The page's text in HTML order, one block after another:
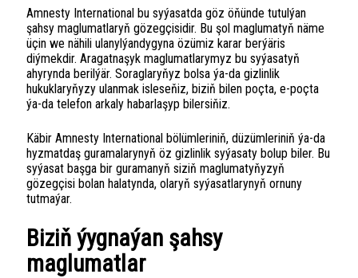
Amnesty International bu syýasatda göz öňünde tutulýan
şahsy maglumatlaryň gözegçisidir. Bu şol maglumatyň näme
üçin we nähili ulanylýandygyna özümiz karar berýäris
diýmekdir. Aragatnaşyk maglumatlarymyz bu syýasatyň
ahyrynda berilýär. Soraglaryňyz bolsa ýa-da gizlinlik
hukuklaryňyzy ulanmak isleseňiz, biziň bilen poçta, e-poçta
ýa-da telefon arkaly habarlaşyp bilersiňiz.
Käbir Amnesty International bölümleriniň, düzümleriniň ýa-da
hyzmatdaş guramalarynyň öz gizlinlik syýasaty bolup biler. Bu
syýasat başga bir guramanyň siziň maglumatyňyzyň
gözegçisi bolan halatynda, olaryň syýasatlarynyň ornuny
tutmaýar.
Biziň ýygnaýan şahsy
maglumatlar